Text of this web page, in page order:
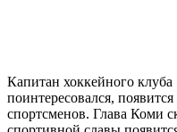
Капитан хоккейного клуба
поинтересовался,
спортсменов. Глава Коми